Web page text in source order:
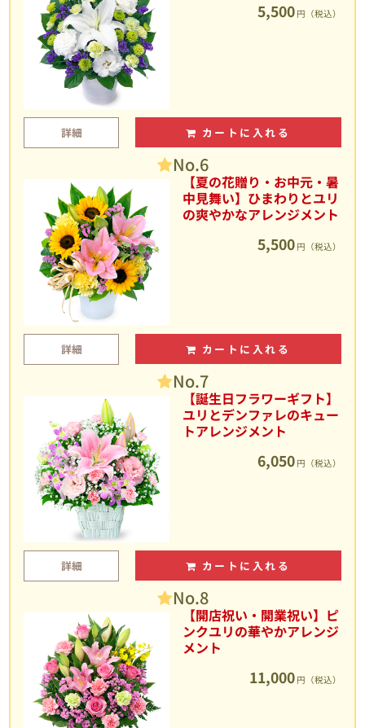
5,500 円（税込）
詳細 カートに入れる
No.6
【夏の花贈り・お中元・暑
中見舞い】ひまわりとユリ
の爽やかなアレンジメント
5,500 円（税込）
詳細 カートに入れる
No.7
【誕生日フラワーギフト】
ユリとデンファレのキュー
トアレンジメント
6,050 円（税込）
詳細 カートに入れる
No.8
【開店祝い・開業祝い】ピ
ンクユリの華やかアレンジ
メント
11,000 円（税込）